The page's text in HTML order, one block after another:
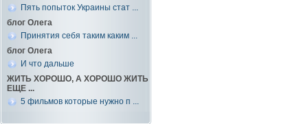
Пять попыток Украины стат ...
блог Олега
Принятия себя таким каким ...
блог Олега
И что дальше
ЖИТЬ ХОРОШО, А ХОРОШО ЖИТЬ
ЕЩЕ ...
5 фильмов которые нужно п ...